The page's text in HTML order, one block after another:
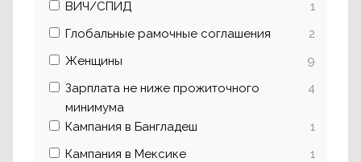
ВИЧ/СПИД
1
Глобальные рамочные соглашения
2
Женщины
9
Зарплата не ниже прожиточного
минимума
4
Кампания в Бангладеш
1
Кампания в Мексике
1